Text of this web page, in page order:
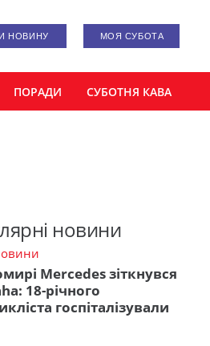
НОВИНУ МОЯ СУБОТА
ПОРАДИ СУБОТНЯ КАВА
новини
Mercedes зіткнувся
18-річного
госпіталізували